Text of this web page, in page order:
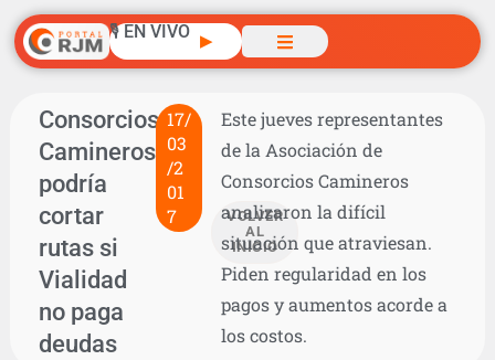
🎙️ EN VIVO ▶
Consorcios
Camineros
podría
cortar
rutas si
Vialidad
no paga
deudas
17/
03
/2
01
7
VOLVER
AL
INICIO
Este jueves representantes
de la Asociación de
Consorcios Camineros
analizaron la difícil
situación que atraviesan.
Piden regularidad en los
pagos y aumentos acorde a
los costos.